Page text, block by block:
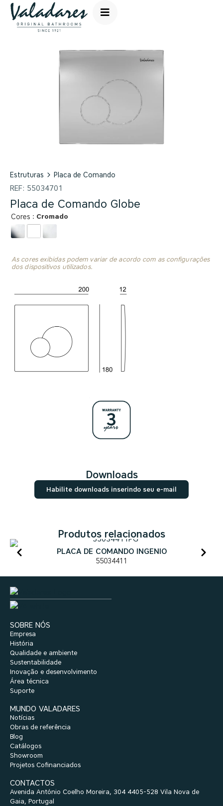
Estruturas Placa de Comando
REF: 55034701
Placa de Comando Globe
Cores : Cromado
As cores exibidas podem variar de acordo com as configurações
dos dispositivos utilizados.
Downloads
Habilite downloads inserindo seu e-mail
Produtos relacionados
PLACA DE COMANDO INGENIO
55034411
SOBRE NÓS
Empresa
História
Qualidade e ambiente
Sustentabilidade
Inovação e desenvolvimento
Área técnica
Suporte
MUNDO VALADARES
Notícias
Obras de referência
Blog
Catálogos
Showroom
Projetos Cofinanciados
CONTACTOS
Avenida António Coelho Moreira, 304 4405-528 Vila Nova de
Gaia, Portugal